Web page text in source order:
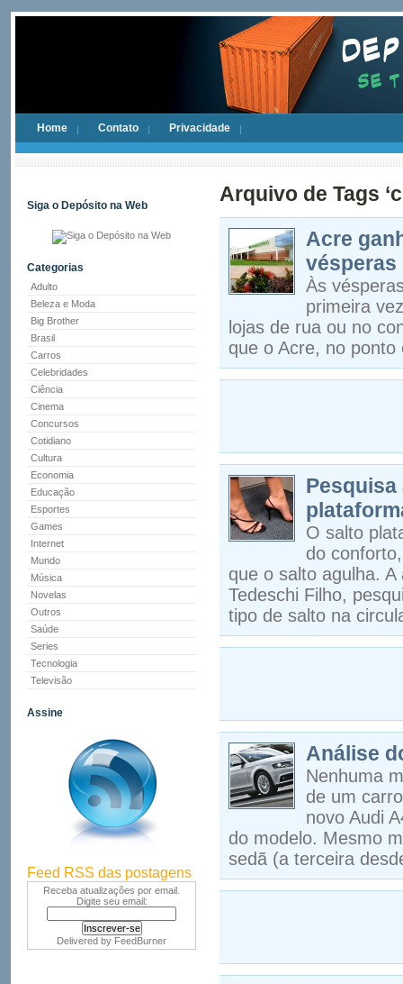
Home Contato Privacidade
Siga o Depósito na Web
Categorias
Adulto
Beleza e Moda
Big Brother
Brasil
Carros
Celebridades
Ciência
Cinema
Concursos
Cotidiano
Cultura
Economia
Educação
Esportes
Games
Internet
Mundo
Música
Novelas
Outros
Saúde
Series
Tecnologia
Televisão
Assine
Feed RSS das postagens
Receba atualizações por email.
Digite seu email:
Delivered by FeedBurner
Arquivo de Tags
Acre
vésperas
Às
primeira
lojas de rua ou no
que o Acre, no
O salto
do
que o salto agulha.
Tedeschi Filho,
tipo de salto na
Análise
Nenhuma
de um
novo Audi
do modelo. Mesmo
sedã (a terceira